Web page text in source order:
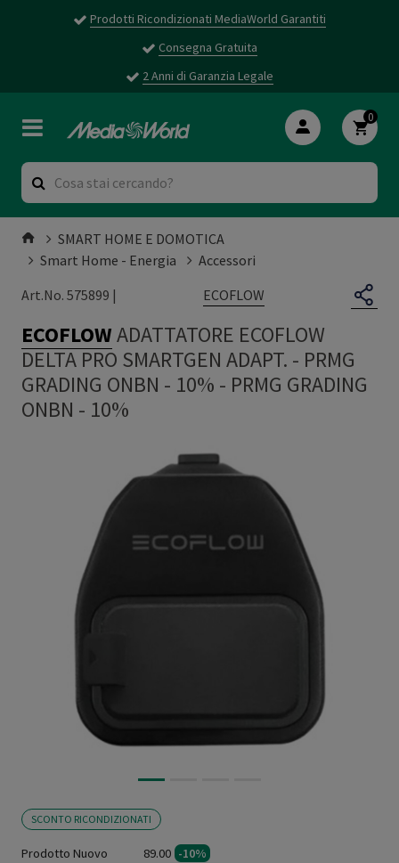
Prodotti Ricondizionati MediaWorld Garantiti
Consegna Gratuita
2 Anni di Garanzia Legale
0
SMART HOME E DOMOTICA
Smart Home - Energia
Accessori
Art.No. 575899 |
ECOFLOW
ECOFLOWADATTATORE ECOFLOW
DELTA PRO SMARTGEN ADAPT. - PRMG
GRADING ONBN - 10% - PRMG GRADING
ONBN - 10%
SCONTO RICONDIZIONATI
Prodotto Nuovo 89.00 -10%